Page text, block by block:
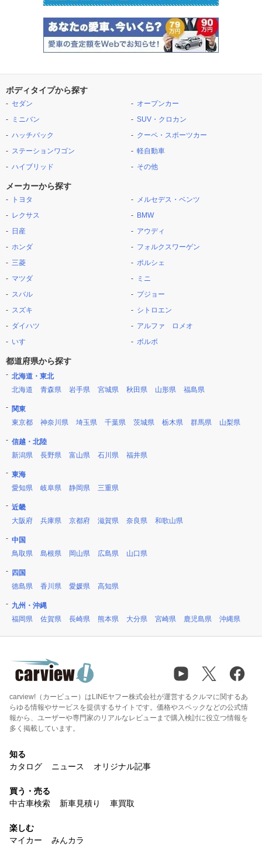
ボディタイプから探す
セダン
ミニバン
ハッチバック
ステーションワゴン
ハイブリッド
オープンカー
SUV・クロカン
クーペ・スポーツカー
軽自動車
その他
メーカーから探す
トヨタ
レクサス
日産
ホンダ
三菱
マツダ
スバル
スズキ
ダイハツ
いすゞ
メルセデス・ベンツ
BMW
アウディ
フォルクスワーゲン
ポルシェ
ミニ
プジョー
シトロエン
アルファ ロメオ
ボルボ
都道府県から探す
北海道・東北
北海道
青森県 岩手県 宮城県 秋田県 山形県 福島県
関東
東京都
神奈川県 埼玉県 千葉県 茨城県 栃木県 群馬県 山梨県
信越・北陸
新潟県
長野県 富山県 石川県 福井県
東海
愛知県
岐阜県 静岡県 三重県
近畿
大阪府
兵庫県 京都府 滋賀県 奈良県 和歌山県
中国
鳥取県
島根県 岡山県 広島県 山口県
四国
徳島県
香川県 愛媛県 高知県
九州・沖縄
福岡県
佐賀県 長崎県 熊本県 大分県 宮崎県 鹿児島県 沖縄県
carview!（カービュー）はLINEヤフー株式会社が運営するクルマに関するあ
らゆる情報やサービスを提供するサイトです。価格やスペックなどの公式情
報から、ユーザーや専門家のリアルなレビューまで購入検討に役立つ情報を
多く掲載しています。
知る
カタログ
ニュース オリジナル記事
買う・売る
中古車検索
新車見積り 車買取
楽しむ
マイカー
みんカラ